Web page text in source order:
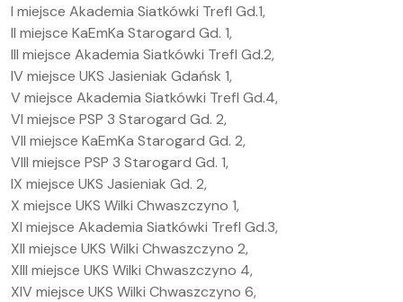
I miejsce Akademia Siatkówki Trefl Gd.1,
II miejsce KaEmKa Starogard Gd. 1,
III miejsce Akademia Siatkówki Trefl Gd.2,
IV miejsce UKS Jasieniak Gdańsk 1,
V miejsce Akademia Siatkówki Trefl Gd.4,
VI miejsce PSP 3 Starogard Gd. 2,
VII miejsce KaEmKa Starogard Gd. 2,
VIII miejsce PSP 3 Starogard Gd. 1,
IX miejsce UKS Jasieniak Gd. 2,
X miejsce UKS Wilki Chwaszczyno 1,
XI miejsce Akademia Siatkówki Trefl Gd.3,
XII miejsce UKS Wilki Chwaszczyno 2,
XIII miejsce UKS Wilki Chwaszczyno 4,
XIV miejsce UKS Wilki Chwaszczyno 6,